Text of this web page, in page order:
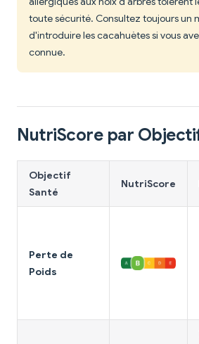
toute sécurité. Consultez toujours un
d'introduire les cacahuètes si vous
connue.
NutriScore par
Objectif
Santé
NutriScore
Perte de
Poids